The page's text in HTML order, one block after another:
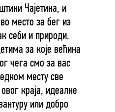
Чајетина, и
место за бег из
себи и природи.
за које већина
чега смо за вас
месту све
краја, идеалне
или добро